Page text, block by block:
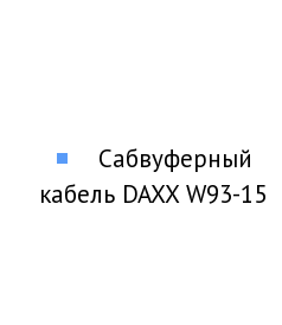
Сабвуферный
кабель DAXX W93-15